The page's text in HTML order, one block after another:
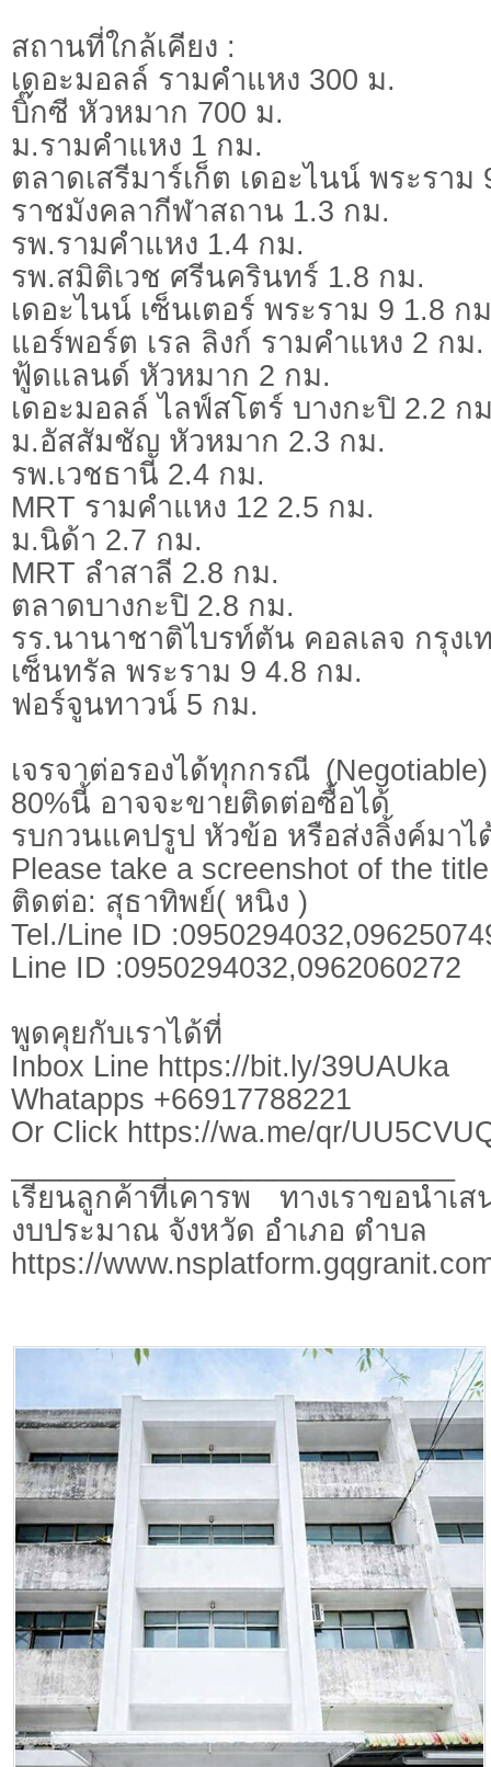
สถานที่ใกล้เคียง :
เดอะมอลล์ รามคำแหง 300 ม.
บิ๊กซี หัวหมาก 700 ม.
ม.รามคำแหง 1 กม.
ตลาดเสรีมาร์เก็ต เดอะไนน์ พระราม
ราชมังคลากีฬาสถาน 1.3 กม.
รพ.รามคำแหง 1.4 กม.
รพ.สมิติเวช ศรีนครินทร์ 1.8 กม.
เดอะไนน์ เซ็นเตอร์ พระราม 9 1.8 ก
แอร์พอร์ต เรล ลิงก์ รามคำแหง 2 กม.
ฟู้ดแลนด์ หัวหมาก 2 กม.
เดอะมอลล์ ไลฟ์สโตร์ บางกะปิ 2.2 ก
ม.อัสสัมชัญ หัวหมาก 2.3 กม.
รพ.เวชธานี 2.4 กม.
MRT รามคำแหง 12 2.5 กม.
ม.นิด้า 2.7 กม.
MRT ลำสาลี 2.8 กม.
ตลาดบางกะปิ 2.8 กม.
รร.นานาชาติไบรท์ตัน คอลเลจ กรุงเ
เซ็นทรัล พระราม 9 4.8 กม.
ฟอร์จูนทาวน์ 5 กม.
เจรจาต่อรองได้ทุกกรณี
80%นี้ อาจจะขายติดต่อซื้อได้
รบกวนแคปรูป หัวข้อ หรือส่งลิ้งค์มาไ
Please take a screenshot of the
ติดต่อ: สุธาทิพย์( หนิง )
Tel./Line ID
Line ID :0950294032,0962060272
พูดคุยกับเราได้ที่
Inbox Line https://bit.ly/39UAUka
Whatapps +66917788221
Or Click https://wa.me/qr/
เรียนลูกค้าที่เคารพ ทางเราขอนำเ
งบประมาณ จังหวัด อำเภอ ตำบล
https://